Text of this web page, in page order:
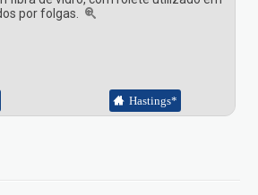
por folgas.
Hastings*